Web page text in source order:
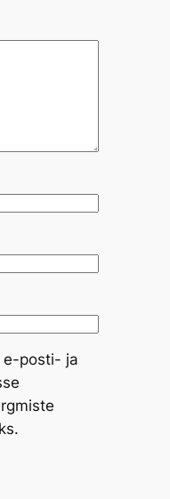
e-posti- ja